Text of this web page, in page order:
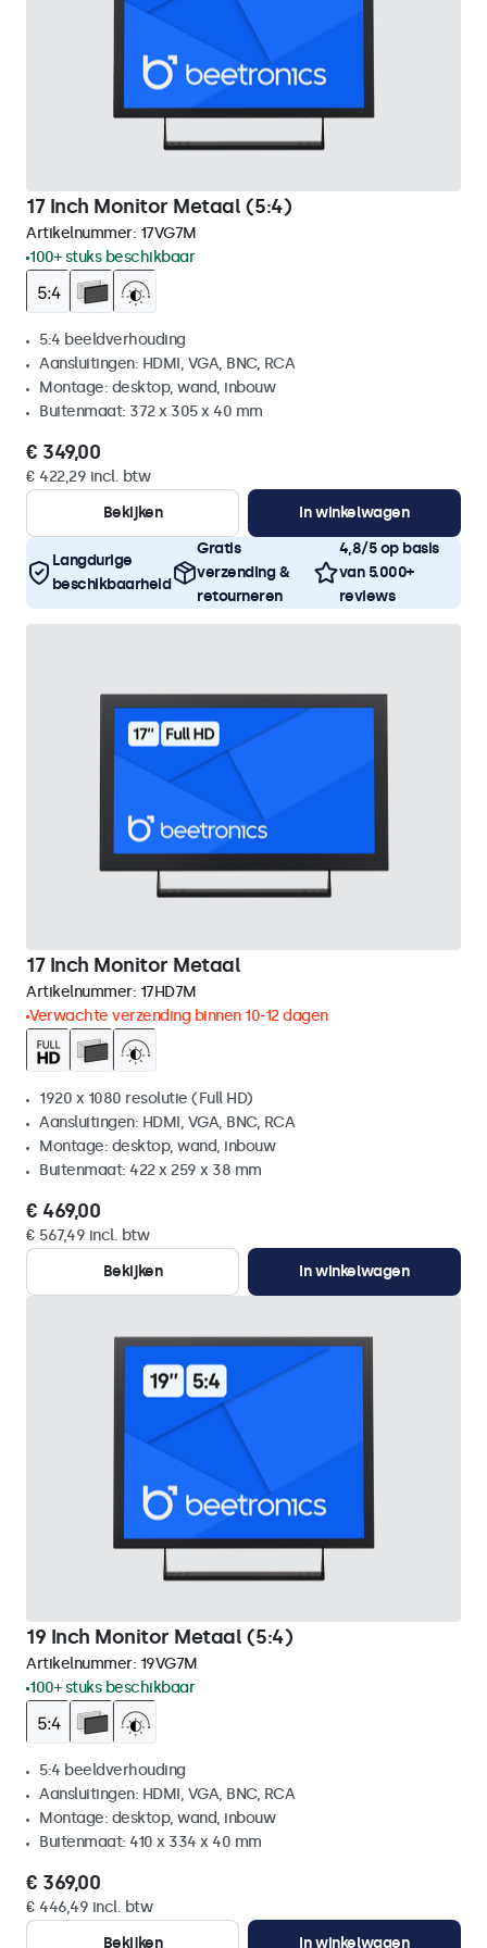
17 Inch Monitor Metaal (5:4)
Artikelnummer: 17VG7M
100+ stuks beschikbaar
5:4 beeldverhouding
Aansluitingen: HDMI, VGA, BNC, RCA
Montage: desktop, wand, inbouw
Buitenmaat: 372 x 305 x 40 mm
€ 349,00
€ 422,29 incl. btw
Bekijken
In winkelwagen
Langdurige
beschikbaarheid
Gratis
verzending &
retourneren
4,8/5 op basis
van 5.000+
reviews
17 Inch Monitor Metaal
Artikelnummer: 17HD7M
Verwachte verzending binnen 10-12 dagen
1920 x 1080 resolutie (Full HD)
Aansluitingen: HDMI, VGA, BNC, RCA
Montage: desktop, wand, inbouw
Buitenmaat: 422 x 259 x 38 mm
€ 469,00
€ 567,49 incl. btw
Bekijken
In winkelwagen
19 Inch Monitor Metaal (5:4)
Artikelnummer: 19VG7M
100+ stuks beschikbaar
5:4 beeldverhouding
Aansluitingen: HDMI, VGA, BNC, RCA
Montage: desktop, wand, inbouw
Buitenmaat: 410 x 334 x 40 mm
€ 369,00
€ 446,49 incl. btw
Bekijken
In winkelwagen